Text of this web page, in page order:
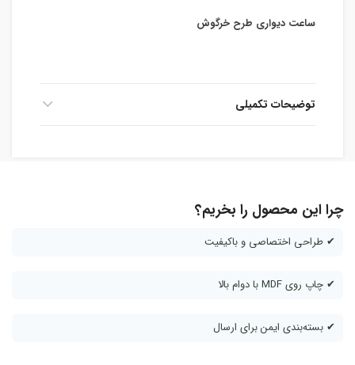
ساعت دیواری طرح خرگوش
توضیحات تکمیلی
چرا این محصول را بخریم؟
✔ طراحی اختصاصی و باکیفیت
✔ چاپ روی MDF با دوام بالا
✔ بسته‌بندی ایمن برای ارسال